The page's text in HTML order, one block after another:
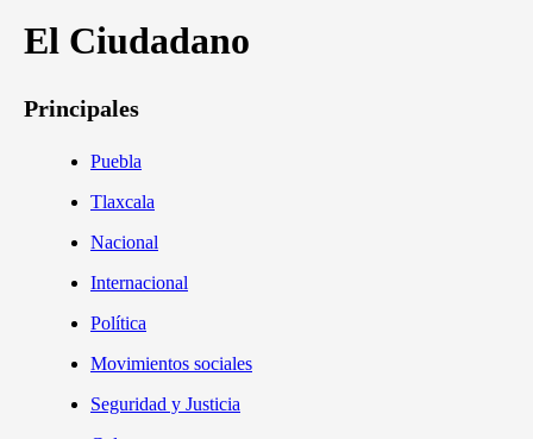
El Ciudadano
Principales
Puebla
Tlaxcala
Nacional
Internacional
Política
Movimientos sociales
Seguridad y Justicia